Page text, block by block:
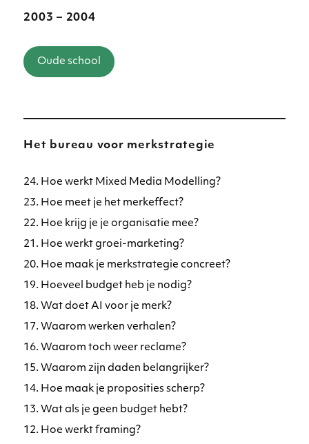
2003 – 2004
Oude school
Het bureau voor merkstrategie
24. Hoe werkt Mixed Media Modelling?
23. Hoe meet je het merkeffect?
22. Hoe krijg je je organisatie mee?
21. Hoe werkt groei-marketing?
20. Hoe maak je merkstrategie concreet?
19. Hoeveel budget heb je nodig?
18. Wat doet AI voor je merk?
17. Waarom werken verhalen?
16. Waarom toch weer reclame?
15. Waarom zijn daden belangrijker?
14. Hoe maak je proposities scherp?
13. Wat als je geen budget hebt?
12. Hoe werkt framing?